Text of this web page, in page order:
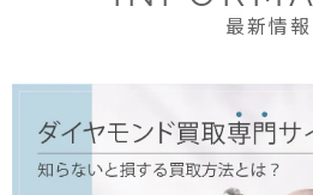
最新情報